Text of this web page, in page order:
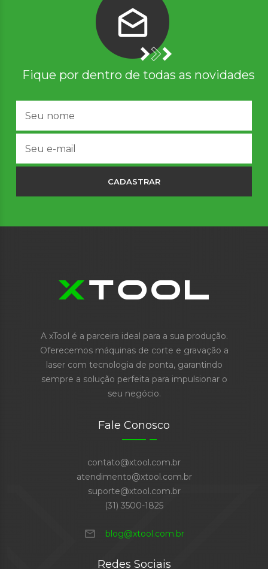
Fique por dentro de todas as novidades
CADASTRAR
A xTool é a parceira ideal para a sua produção.
Oferecemos máquinas de corte e gravação a
laser com tecnologia de ponta, garantindo
sempre a solução perfeita para impulsionar o
seu negócio.
Fale Conosco
contato@xtool.com.br
atendimento@xtool.com.br
suporte@xtool.com.br
(31) 3500-1825
mail blog@xtool.com.br
Redes Sociais